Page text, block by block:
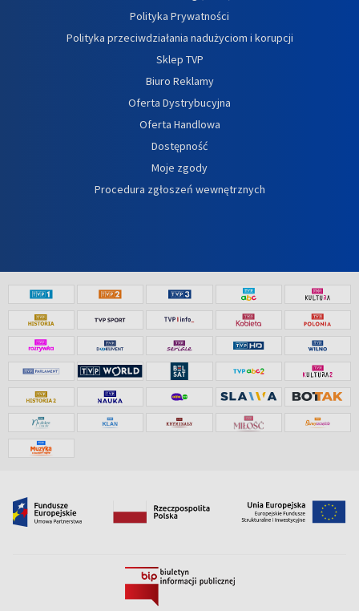
Polityka Prywatności
Polityka przeciwdziałania nadużyciom i korupcji
Sklep TVP
Biuro Reklamy
Oferta Dystrybucyjna
Oferta Handlowa
Dostępność
Moje zgody
Procedura zgłoszeń wewnętrznych